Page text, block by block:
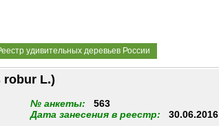
удивительных деревьев России
L.)
№ анкеты: 563
Дата занесения в реестр: 30.06.2016